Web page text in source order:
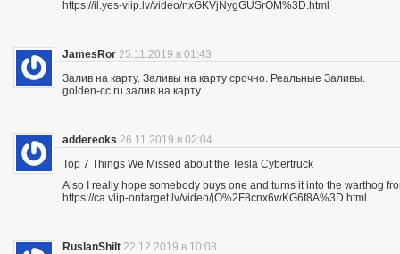
https://il.yes-vlip.lv/video/nxGKVjNygGUSrOM%3D.html
JamesRor 25.11.2019 в 01:43
Залив на карту. Заливы на карту срочно. Реальные Заливы.
golden-cc.ru залив на карту
addereoks 26.11.2019 в 02:04
Top 7 Things We Missed about the Tesla Cybertruck
Also I really hope somebody buys one and turns it into the warthog
https://ca.vlip-ontarget.lv/video/jO%2F8cnx6wKG6f8A%3D.html
RuslanShilt 22.12.2019 в 10:08